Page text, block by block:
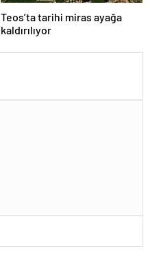
Teos’ta tarihi miras ayağa
kaldırılıyor